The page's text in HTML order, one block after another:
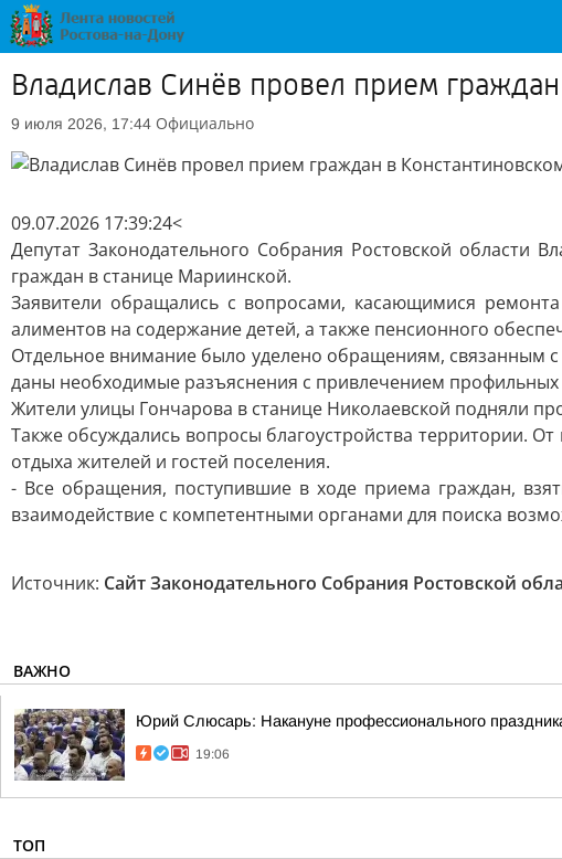
Владислав Синёв провел прием
9 июля 2026, 17:44 Официально
09.07.2026 17:39:24<
Депутат Законодательного Собрания Ростовской
граждан в станице Мариинской.
Заявители обращались с вопросами, касающимися
алиментов на содержание детей, а также пенсионного
Отдельное внимание было уделено обращениям, связанным
даны необходимые разъяснения с привлечением профильных
Жители улицы Гончарова в станице Николаевской подняли
Также обсуждались вопросы благоустройства территории.
отдыха жителей и гостей поселения.
- Все обращения, поступившие в ходе приема граждан,
взаимодействие с компетентными органами для поиска
Источник: Сайт Законодательного Собрания Ростовской
ВАЖНО
Юрий Слюсарь: Накануне профессионального
19:06
ТОП